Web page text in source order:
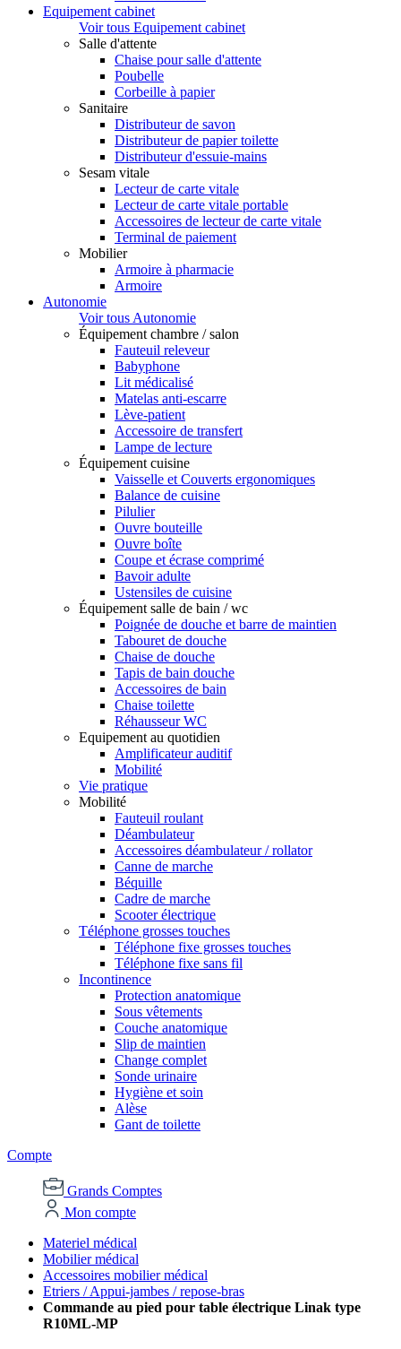
Equipement cabinet
Voir tous Equipement cabinet
Salle d'attente
Chaise pour salle d'attente
Poubelle
Corbeille à papier
Sanitaire
Distributeur de savon
Distributeur de papier toilette
Distributeur d'essuie-mains
Sesam vitale
Lecteur de carte vitale
Lecteur de carte vitale portable
Accessoires de lecteur de carte vitale
Terminal de paiement
Mobilier
Armoire à pharmacie
Armoire
Autonomie
Voir tous Autonomie
Équipement chambre / salon
Fauteuil releveur
Babyphone
Lit médicalisé
Matelas anti-escarre
Lève-patient
Accessoire de transfert
Lampe de lecture
Équipement cuisine
Vaisselle et Couverts ergonomiques
Balance de cuisine
Pilulier
Ouvre bouteille
Ouvre boîte
Coupe et écrase comprimé
Bavoir adulte
Ustensiles de cuisine
Équipement salle de bain / wc
Poignée de douche et barre de maintien
Tabouret de douche
Chaise de douche
Tapis de bain douche
Accessoires de bain
Chaise toilette
Réhausseur WC
Equipement au quotidien
Amplificateur auditif
Mobilité
Vie pratique
Mobilité
Fauteuil roulant
Déambulateur
Accessoires déambulateur / rollator
Canne de marche
Béquille
Cadre de marche
Scooter électrique
Téléphone grosses touches
Téléphone fixe grosses touches
Téléphone fixe sans fil
Incontinence
Protection anatomique
Sous vêtements
Couche anatomique
Slip de maintien
Change complet
Sonde urinaire
Hygiène et soin
Alèse
Gant de toilette
Compte
Grands Comptes
Mon compte
Materiel médical
Mobilier médical
Accessoires mobilier médical
Etriers / Appui-jambes / repose-bras
Commande au pied pour table électrique Linak type
R10ML-MP